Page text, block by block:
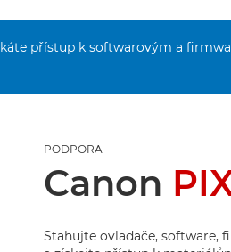
přístup k softwarovým a
PODPORA
Canon
Stahujte ovladače, software,